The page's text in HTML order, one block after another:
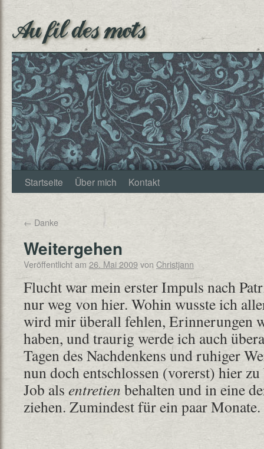
Au fil des mots
Startseite Über mich Kontakt
← Danke
Weitergehen
Veröffentlicht am 26. Mai 2009von Christjann
Flucht war mein erster Impuls nach
nur weg von hier. Wohin wusste ich
wird mir überall fehlen, Erinnerungen
haben, und traurig werde ich auch
Tagen des Nachdenkens und ruhiger
nun doch entschlossen (vorerst) hier
Job als entretien behalten und in eine
ziehen. Zumindest für ein paar Monate.